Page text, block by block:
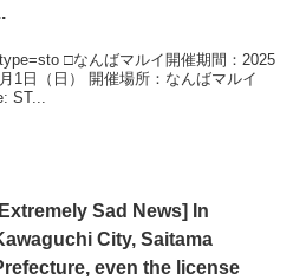
□なんばマルイ開催期間：2025
1日（日） 開催場所：なんばマルイ
ST...
Sad News] In
City, Saitama
even the license